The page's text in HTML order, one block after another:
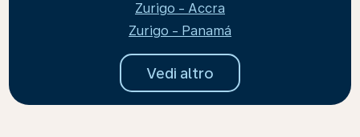
Zurigo - Accra
Zurigo - Panamá
Vedi altro